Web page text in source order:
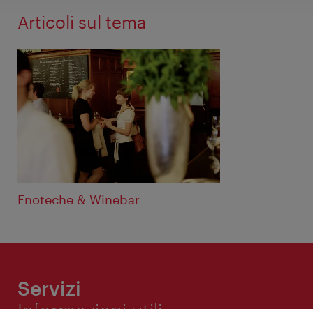
Articoli sul tema
Enoteche & Winebar
Servizi